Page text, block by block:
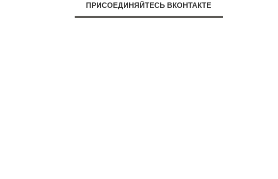
ПРИСОЕДИНЯЙТЕСЬ ВКОНТАКТЕ